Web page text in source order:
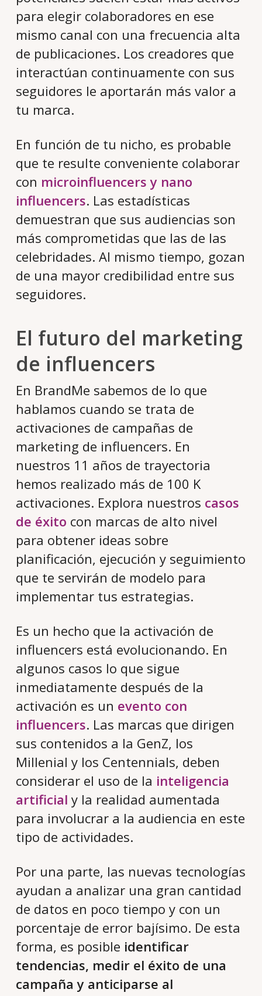
para elegir colaboradores en ese
mismo canal con una frecuencia alta
de publicaciones. Los creadores que
interactúan continuamente con sus
seguidores le aportarán más valor a
tu marca.
En función de tu nicho, es probable
que te resulte conveniente colaborar
con microinfluencers y nano
influencers. Las estadísticas
demuestran que sus audiencias son
más comprometidas que las de las
celebridades. Al mismo tiempo, gozan
de una mayor credibilidad entre sus
seguidores.
El futuro del marketing
de influencers
En BrandMe sabemos de lo que
hablamos cuando se trata de
activaciones de campañas de
marketing de influencers. En
nuestros 11 años de trayectoria
hemos realizado más de 100 K
activaciones. Explora nuestros casos
de éxito con marcas de alto nivel
para obtener ideas sobre
planificación, ejecución y seguimiento
que te servirán de modelo para
implementar tus estrategias.
Es un hecho que la activación de
influencers está evolucionando. En
algunos casos lo que sigue
inmediatamente después de la
activación es un evento con
influencers. Las marcas que dirigen
sus contenidos a la GenZ, los
Millenial y los Centennials, deben
considerar el uso de la inteligencia
artificial y la realidad aumentada
para involucrar a la audiencia en este
tipo de actividades.
Por una parte, las nuevas tecnologías
ayudan a analizar una gran cantidad
de datos en poco tiempo y con un
porcentaje de error bajísimo. De esta
forma, es posible identificar
tendencias, medir el éxito de una
campaña y anticiparse al